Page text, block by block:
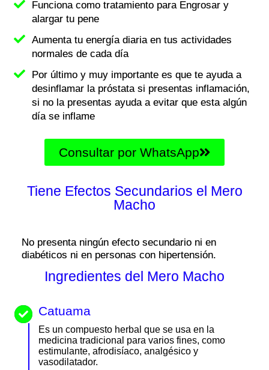
Funciona como tratamiento para Engrosar y
alargar tu pene
Aumenta tu energía diaria en tus actividades
normales de cada día
Por último y muy importante es que te ayuda a
desinflamar la próstata si presentas inflamación,
si no la presentas ayuda a evitar que esta algún
día se inflame
Consultar por WhatsApp
Tiene Efectos Secundarios el Mero
Macho
No presenta ningún efecto secundario ni en
diabéticos ni en personas con hipertensión.
Ingredientes del Mero Macho
Catuama
Es un compuesto herbal que se usa en la
medicina tradicional para varios fines, como
estimulante, afrodisíaco, analgésico y
vasodilatador.